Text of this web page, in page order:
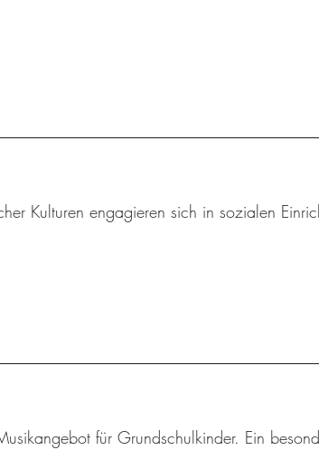
Kulturen engagieren sich in sozialen
für Grundschulkinder. Ein